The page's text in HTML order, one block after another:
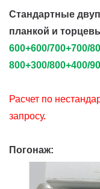
Стандартные
планкой и
600+600/700+700/
800+300/800+400/
Расчет по
запросу.
Погонаж: